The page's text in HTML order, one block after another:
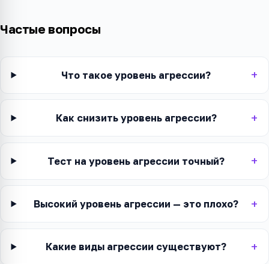
Частые вопросы
Что такое уровень агрессии?
Как снизить уровень агрессии?
Тест на уровень агрессии точный?
Высокий уровень агрессии — это плохо?
Какие виды агрессии существуют?